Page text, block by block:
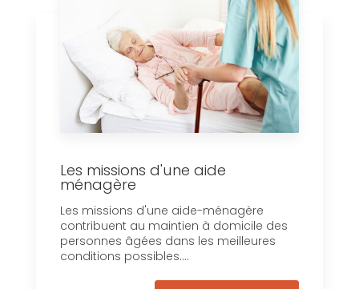
Les missions d'une aide
ménagère
Les missions d'une aide-ménagère
contribuent au maintien à domicile des
personnes âgées dans les meilleures
conditions possibles....